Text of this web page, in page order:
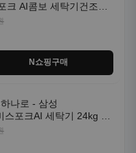
크 AI콤보 세탁기건조기
급
N쇼핑구매
나로 - 삼성
포크AI 세탁기 24kg 건